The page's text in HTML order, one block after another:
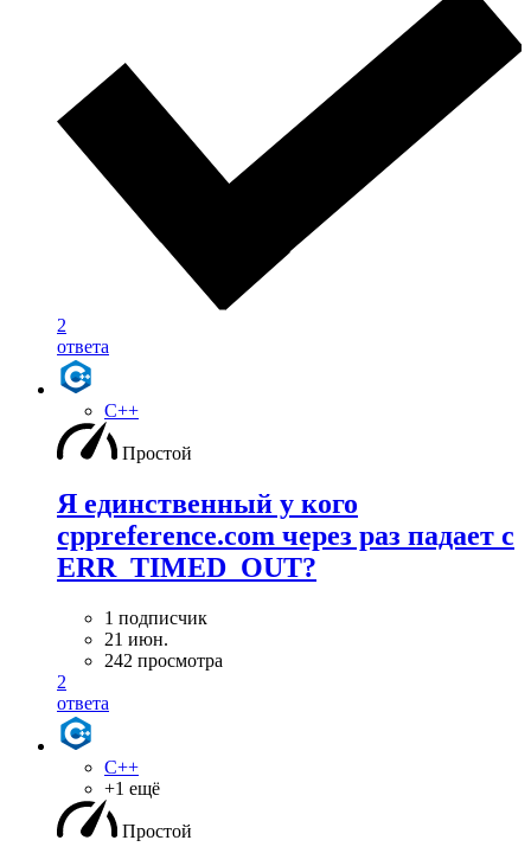
2
ответа
C++
Простой
Я единственный у кого
cppreference.com через раз падает с
ERR_TIMED_OUT?
1 подписчик
21 июн.
242 просмотра
2
ответа
C++
+1 ещё
Простой